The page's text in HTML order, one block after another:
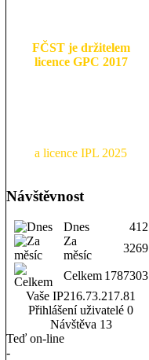
FČST je držitelem
licence GPC 2017
a licence IPL 2025
Návštěvnost
Dnes
412
Za
měsíc
3269
Celkem 1787303
Vaše IP216.73.217.81
Přihlášení uživatelé 0
Návštěva 13
Teď on-line
-